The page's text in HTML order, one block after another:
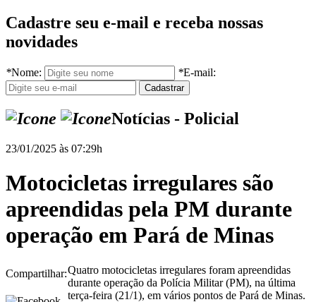
Cadastre seu e-mail e receba nossas
novidades
*Nome: *E-mail:
Notícias - Policial
23/01/2025 às 07:29h
Motocicletas irregulares são
apreendidas pela PM durante
operação em Pará de Minas
Compartilhar:Quatro motocicletas irregulares foram apreendidas
durante operação da Polícia Militar (PM), na última
terça-feira (21/1), em vários pontos de Pará de Minas.